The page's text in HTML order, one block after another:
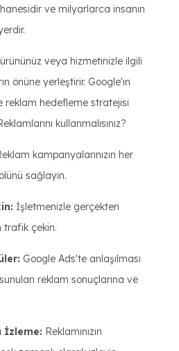
ve milyarlarca insanın
ürününüz veya hizmetinizle ilgili
önüne yerleştirir. Google'ın
reklam hedefleme stratejisi
kullanmalısınız?
kampanyalarınızın her
sağlayın.
İşletmenizle gerçekten
trafik çekin.
Google Ads'te anlaşılması
reklam sonuçlarına ve
İzleme: Reklamınızın